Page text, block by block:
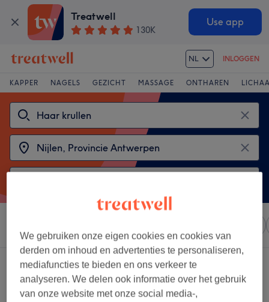
Treatwell
130K
Use app
NL INLOGGEN
KAPPER NAGELS GEZICHT MASSAGE ONTHAREN
2 salons met:haar krullen in Nijlen, Provincie Antwerpen
We gebruiken onze eigen cookies en cookies van
derden om inhoud en advertenties te personaliseren,
mediafuncties te bieden en ons verkeer te
analyseren. We delen ook informatie over het gebruik
van onze website met onze social media-,